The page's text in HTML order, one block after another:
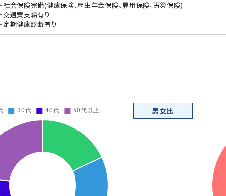
・社会保険完備(健康保険、厚生年金保険、雇用保険、労災保険)
・交通費支給有り
・定期健康診断有り
男女比